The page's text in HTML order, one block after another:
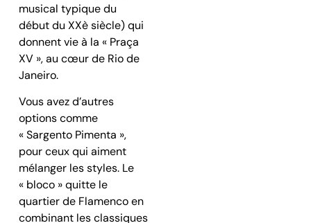
musical typique du
début du XXè siècle) qui
donnent vie à la « Praça
XV », au cœur de Rio de
Janeiro.
Vous avez d’autres
options comme
« Sargento Pimenta »,
pour ceux qui aiment
mélanger les styles. Le
« bloco » quitte le
quartier de Flamenco en
combinant les classiques